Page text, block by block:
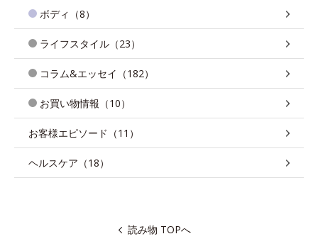
ボディ（8）
ライフスタイル（23）
コラム&エッセイ（182）
お買い物情報（10）
お客様エピソード（11）
ヘルスケア（18）
読み物 TOPへ